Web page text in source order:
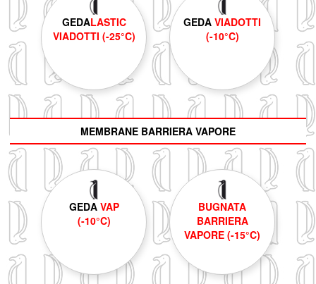
GEDALASTIC
VIADOTTI (-25°C)
GEDA VIADOTTI
(-10°C)
MEMBRANE BARRIERA VAPORE
GEDAVAP
(-10°C)
BUGNATA
BARRIERA
VAPORE (-15°C)